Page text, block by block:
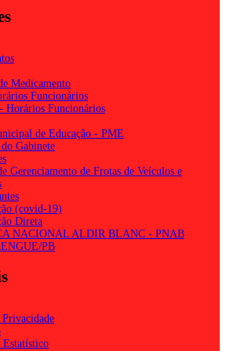
Medicamento
Funcionários
Horários Funcionários
de Educação - PME
Gabinete
Gerenciamento de Frotas de Veículos e
(covid-19)
Direta
NACIONAL ALDIR BLANC - PNAB
PB